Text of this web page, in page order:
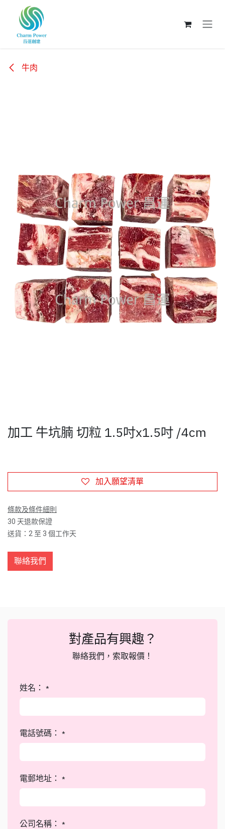
跳至內容
牛肉
加工 牛坑腩 切粒 1.5吋x1.5吋 /4cm
加入願望清單
條款及條件細則
30 天退款保證
送貨：2 至 3 個工作天
聯絡我們
對產品有興趣？
聯絡我們，索取報價！
姓名： *
電話號碼： *
電郵地址： *
公司名稱： *